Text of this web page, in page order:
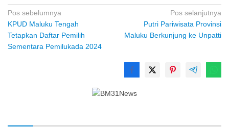
Navigasi
pos
Pos sebelumnya
KPUD Maluku Tengah
Tetapkan Daftar Pemilih
Sementara Pemilukada 2024
Pos selanjutnya
Putri Pariwisata Provinsi
Maluku Berkunjung ke Unpatti